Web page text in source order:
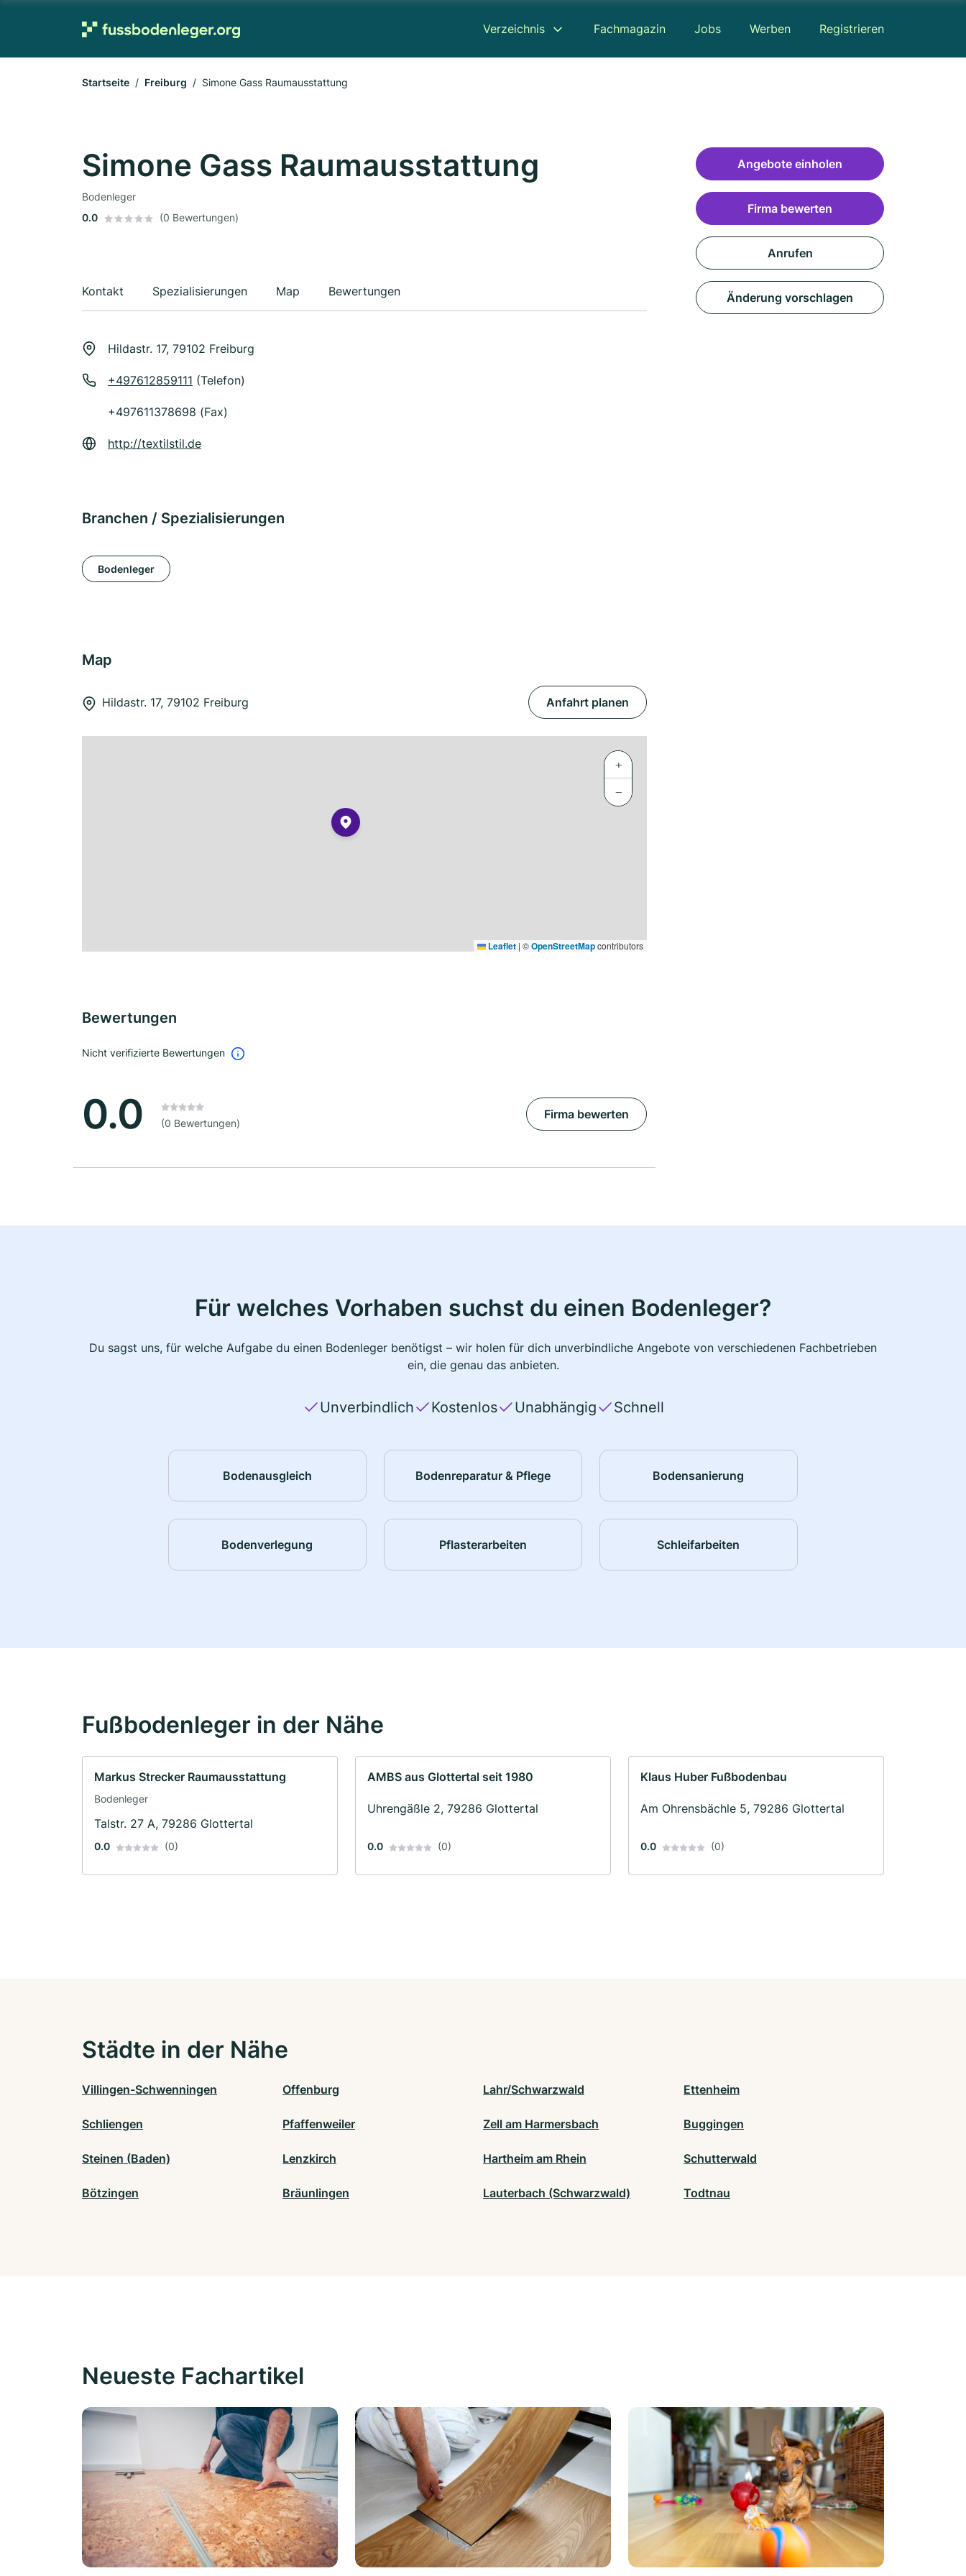
Verzeichnis Fachmagazin Jobs Werben Registrieren
Startseite Freiburg Simone Gass Raumausstattung
Simone Gass Raumausstattung
Bodenleger
0.0
(0 Bewertungen)
Kontakt Spezialisierungen Map Bewertungen
Hildastr. 17, 79102 Freiburg
+497612859111 (Telefon)
+497611378698 (Fax)
http://textilstil.de
Branchen / Spezialisierungen
Bodenleger
Map
Hildastr. 17, 79102 Freiburg Anfahrt planen
+
−
Leaflet | ©OpenStreetMapcontributors
Bewertungen
Nicht verifizierte Bewertungen
0.0 (0 Bewertungen)
Firma bewerten
Angebote einholen
Firma bewerten
Anrufen
Änderung vorschlagen
Für welches Vorhaben suchst du einen Bodenleger?
Du sagst uns, für welche Aufgabe du einen Bodenleger benötigst – wir holen für dich unverbindliche Angebote von verschiedenen Fachbetrieben
ein, die genau das anbieten.
Unverbindlich Kostenlos Unabhängig Schnell
Bodenausgleich Bodenreparatur & Pflege Bodensanierung
Bodenverlegung Pflasterarbeiten Schleifarbeiten
Fußbodenleger in der Nähe
Markus Strecker Raumausstattung
Bodenleger
Talstr. 27 A, 79286 Glottertal
0.0 (0)
AMBS aus Glottertal seit 1980
Uhrengäßle 2, 79286 Glottertal
0.0 (0)
Klaus Huber Fußbodenbau
Am Ohrensbächle 5, 79286 Glottertal
0.0 (0)
Städte in der Nähe
Villingen-Schwenningen Offenburg Lahr/Schwarzwald Ettenheim
Schliengen Pfaffenweiler Zell am Harmersbach Buggingen
Steinen (Baden) Lenzkirch Hartheim am Rhein Schutterwald
Bötzingen Bräunlingen Lauterbach (Schwarzwald) Todtnau
Neueste Fachartikel